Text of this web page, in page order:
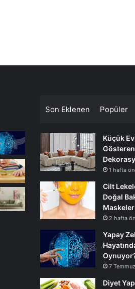
Son Eklenen Popüler
Küçük
Gösteren
1 hafta
Cilt
Doğal
2 hafta
Yapay
7
Diyet